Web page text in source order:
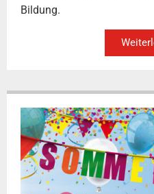
Bildung.